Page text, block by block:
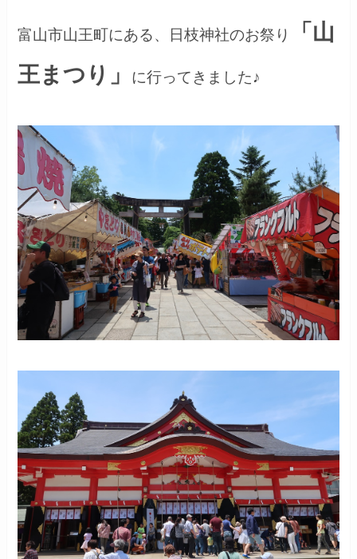
富山市山王町にある、日枝神社のお祭り
「山
王まつり」
に行ってきました♪